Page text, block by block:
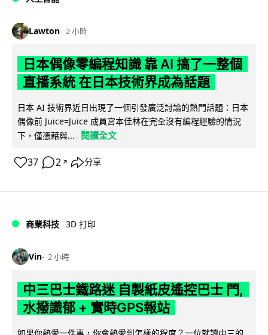
Lawton 2 小時
日本偶像零編程知識 靠 AI 搞了一整個
直播系統 在日本技術界成為話題
日本 AI 技術界近日出現了一個引發廣泛討論的熱門話題：日本
偶像前 Juice=Juice 成員宮本佳林在完全沒有編程經驗的情況
下，僅憑藉與...
閱讀全文
37 2 ↗ 分享
商業科技 3D 打印
Vin 2 小時
中三巴士鐵路迷 自製紙皮遙控巴士 門,
水撥識郁 + 實時GPS報站